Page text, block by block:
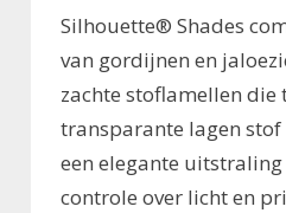
Silhouette® Shades
van gordijnen en
zachte stoflamellen die
transparante lagen stof
een elegante
controle over licht en